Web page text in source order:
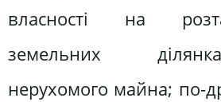
власності на
земельних
нерухомого майна; по-